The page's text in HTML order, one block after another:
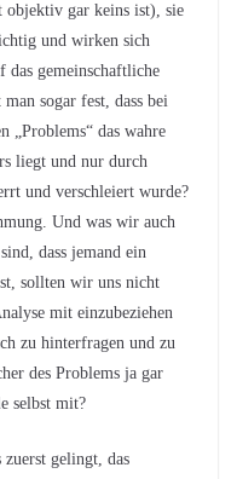
objektiv gar keins ist), sie
und wirken sich
das gemeinschaftliche
sogar fest, dass bei
„Problems“ das wahre
liegt und nur durch
und verschleiert wurde?
Und was wir auch
dass jemand ein
sollten wir uns nicht
mit einzubeziehen
zu hinterfragen und zu
des Problems ja gar
selbst mit?
zuerst gelingt, das